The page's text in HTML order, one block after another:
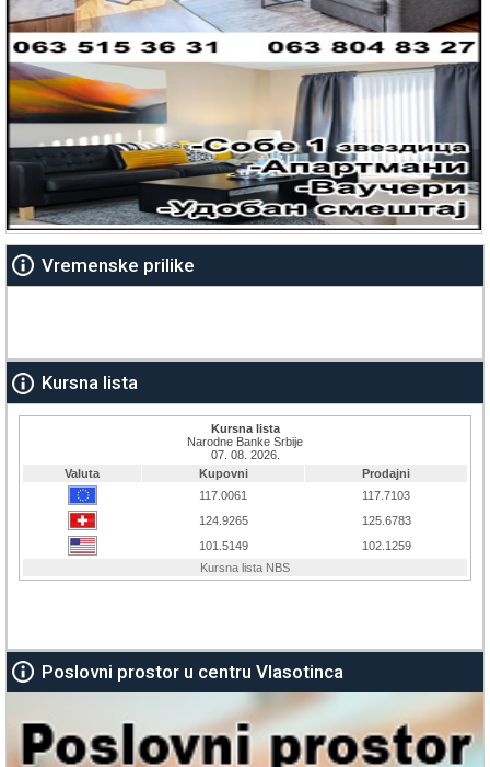
Vremenske prilike
Kursna lista
Poslovni prostor u centru Vlasotinca